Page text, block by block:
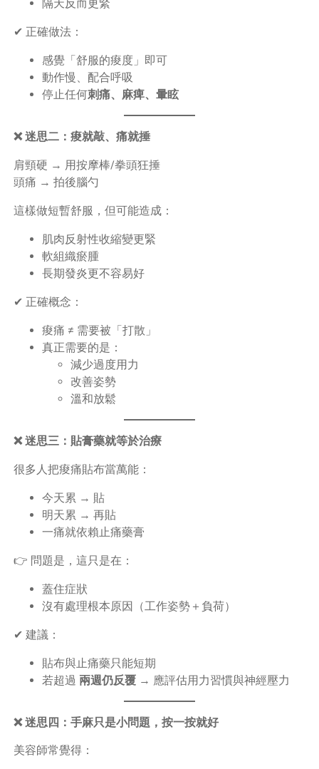
隔天反而更緊
✔ 正確做法：
感覺「舒服的痠度」即可
動作慢、配合呼吸
停止任何刺痛、麻痺、暈眩
❌ 迷思二：痠就敲、痛就捶
肩頸硬 → 用按摩棒/拳頭狂捶
頭痛 → 拍後腦勺
這樣做短暫舒服，但可能造成：
肌肉反射性收縮變更緊
軟組織瘀腫
長期發炎更不容易好
✔ 正確概念：
痠痛 ≠ 需要被「打散」
真正需要的是：
減少過度用力
改善姿勢
溫和放鬆
❌ 迷思三：貼膏藥就等於治療
很多人把痠痛貼布當萬能：
今天累 → 貼
明天累 → 再貼
一痛就依賴止痛藥膏
👉 問題是，這只是在：
蓋住症狀
沒有處理根本原因（工作姿勢＋負荷）
✔ 建議：
貼布與止痛藥只能短期
若超過 兩週仍反覆→ 應評估用力習慣與神經壓力
❌ 迷思四：手麻只是小問題，按一按就好
美容師常覺得：